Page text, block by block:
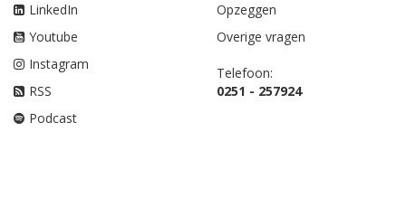
LinkedIn
Youtube
Instagram
RSS
Podcast
Opzeggen
Overige vragen
Telefoon:
0251 - 257924